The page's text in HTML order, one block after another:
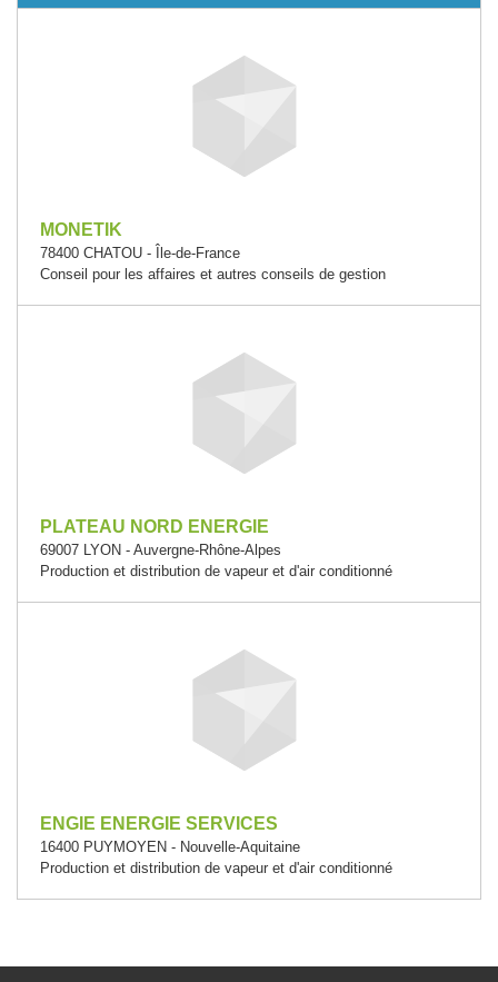
MONETIK
78400 CHATOU - Île-de-France
Conseil pour les affaires et autres conseils de gestion
PLATEAU NORD ENERGIE
69007 LYON - Auvergne-Rhône-Alpes
Production et distribution de vapeur et d'air conditionné
ENGIE ENERGIE SERVICES
16400 PUYMOYEN - Nouvelle-Aquitaine
Production et distribution de vapeur et d'air conditionné